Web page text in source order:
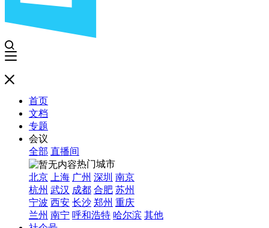
首页
文档
专题
会议
全部 直播间
热门城市
北京
上海 广州 深圳 南京
杭州 武汉 成都 合肥 苏州
宁波 西安 长沙 郑州 重庆
兰州 南宁 呼和浩特 哈尔滨 其他